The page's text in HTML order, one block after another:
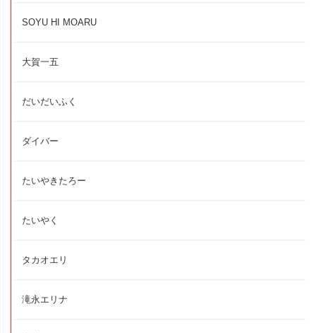
SOYU HI MOARU
大賀一五
だいだいふく
ダイバー
たいやきたろー
たいやく
タカオエリ
滝永エリナ